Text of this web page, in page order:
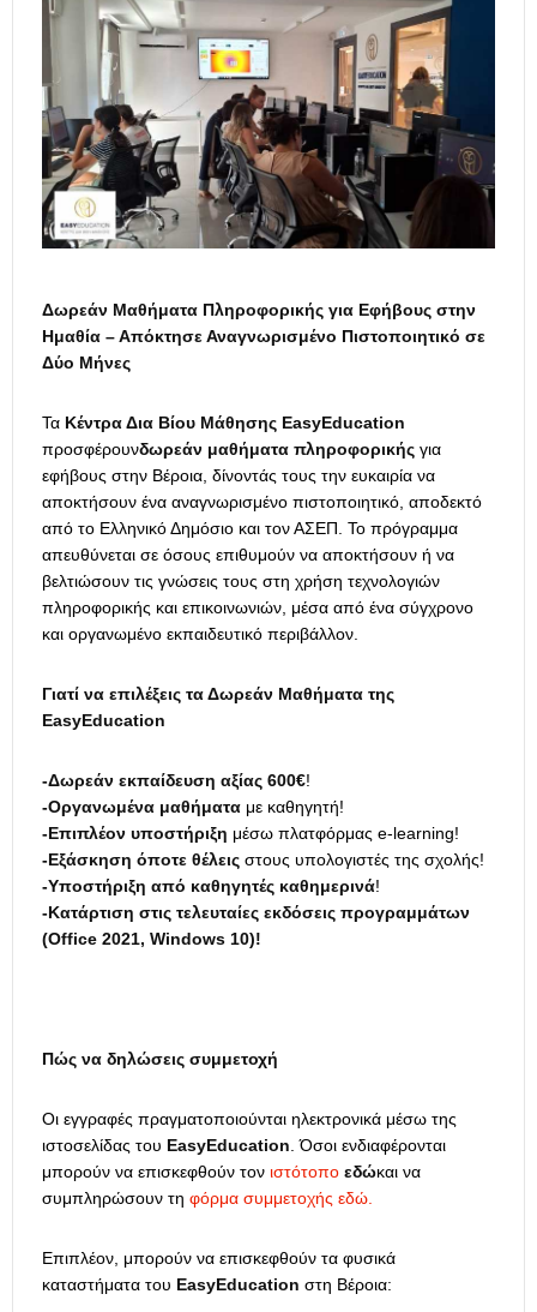
Δωρεάν Μαθήματα Πληροφορικής για Εφήβους στην
Ημαθία – Απόκτησε Αναγνωρισμένο Πιστοποιητικό σε
Δύο Μήνες
Τα Κέντρα Δια Βίου Μάθησης EasyEducation
προσφέρουνδωρεάν μαθήματα πληροφορικής για
εφήβους στην Βέροια, δίνοντάς τους την ευκαιρία να
αποκτήσουν ένα αναγνωρισμένο πιστοποιητικό, αποδεκτό
από το Ελληνικό Δημόσιο και τον ΑΣΕΠ. Το πρόγραμμα
απευθύνεται σε όσους επιθυμούν να αποκτήσουν ή να
βελτιώσουν τις γνώσεις τους στη χρήση τεχνολογιών
πληροφορικής και επικοινωνιών, μέσα από ένα σύγχρονο
και οργανωμένο εκπαιδευτικό περιβάλλον.
Γιατί να επιλέξεις τα Δωρεάν Μαθήματα της
EasyEducation
-Δωρεάν εκπαίδευση αξίας 600€!
-Οργανωμένα μαθήματα με καθηγητή!
-Επιπλέον υποστήριξη μέσω πλατφόρμας e-learning!
-Εξάσκηση όποτε θέλεις στους υπολογιστές της σχολής!
-Υποστήριξη από καθηγητές καθημερινά!
-Κατάρτιση στις τελευταίες εκδόσεις προγραμμάτων
(Office 2021, Windows 10)!
Πώς να δηλώσεις συμμετοχή
Οι εγγραφές πραγματοποιούνται ηλεκτρονικά μέσω της
ιστοσελίδας του EasyEducation . Όσοι ενδιαφέρονται
μπορούν να επισκεφθούν τον ιστότοπο εδώκαι να
συμπληρώσουν τη φόρμα συμμετοχής εδώ.
Επιπλέον, μπορούν να επισκεφθούν τα φυσικά
καταστήματα του EasyEducation στη Βέροια: